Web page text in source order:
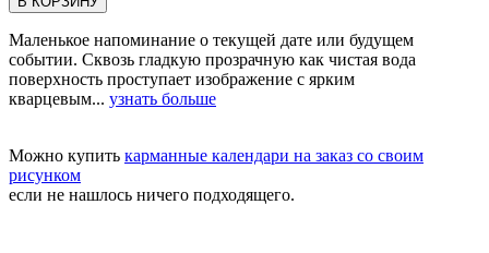
Маленькое напоминание о текущей дате или будущем
событии. Сквозь гладкую прозрачную как чистая вода
поверхность проступает изображение с ярким
кварцевым... узнать больше
Можно купить карманные календари на заказ со своим
рисунком
если не нашлось ничего подходящего.